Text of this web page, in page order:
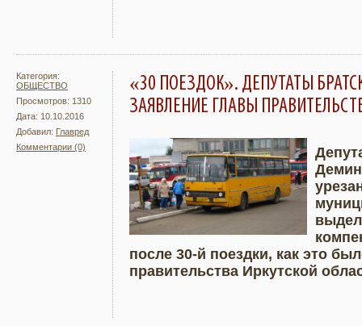
Категория:
ОБЩЕСТВО
Просмотров: 1310
Дата: 10.10.2016
Добавил: Главред
Комментарии (0)
«30 ПОЕЗДОК». ДЕПУТАТЫ
ЗАЯВЛЕНИЕ ГЛАВЫ
Подробнее
после 30-й поездки, как это
правительства Иркутской